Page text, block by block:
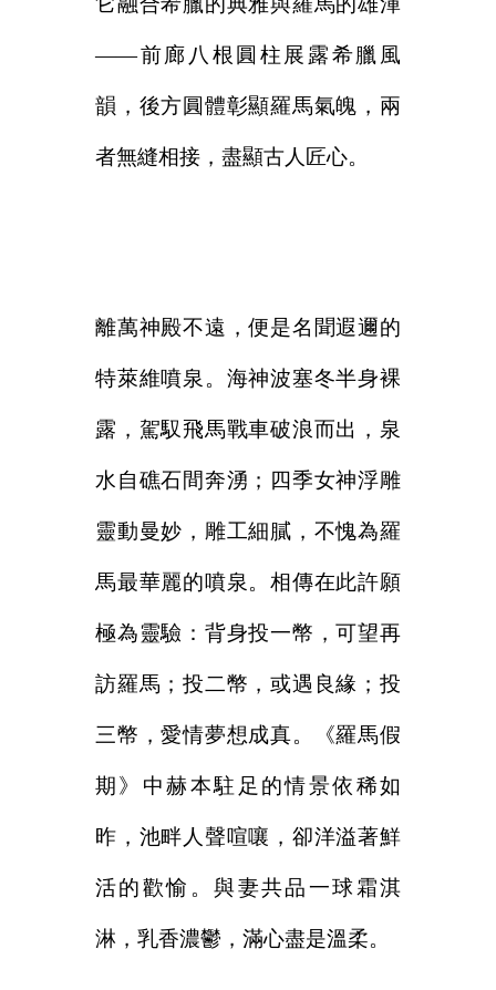
——前廊八根圓柱展露希臘風
韻，後方圓體彰顯羅馬氣魄，兩
者無縫相接，盡顯古人匠心。
離萬神殿不遠，便是名聞遐邇的
特萊維噴泉。海神波塞冬半身裸
露，駕馭飛馬戰車破浪而出，泉
水自礁石間奔湧；四季女神浮雕
靈動曼妙，雕工細膩，不愧為羅
馬最華麗的噴泉。相傳在此許願
極為靈驗：背身投一幣，可望再
訪羅馬；投二幣，或遇良緣；投
三幣，愛情夢想成真。《羅馬假
期》中赫本駐足的情景依稀如
昨，池畔人聲喧嚷，卻洋溢著鮮
活的歡愉。與妻共品一球霜淇
淋，乳香濃鬱，滿心盡是溫柔。